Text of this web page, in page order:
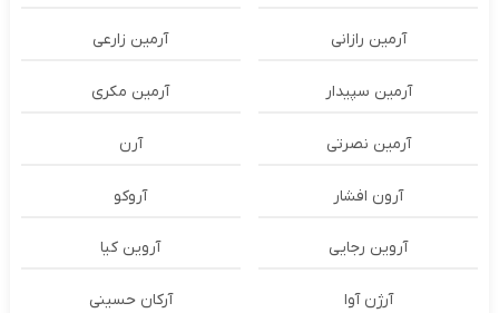
آرمین رازانی آرمین زارعی
آرمین سپیدار آرمین مکری
آرمین نصرتی آرن
آرون افشار آروکو
آروین رجایی آروین کیا
آرژن آوا آرکان حسینی